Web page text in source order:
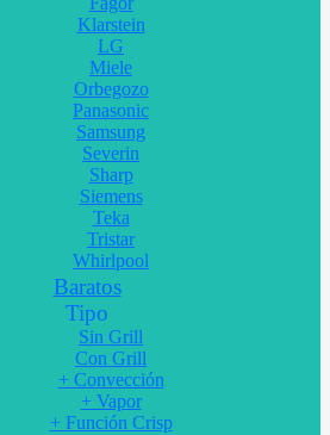
Klarstein
LG
Miele
Orbegozo
Panasonic
Samsung
Severin
Sharp
Siemens
Teka
Tristar
Whirlpool
Baratos
Tipo
Sin Grill
Con Grill
+ Convección
+ Vapor
+ Función Crisp